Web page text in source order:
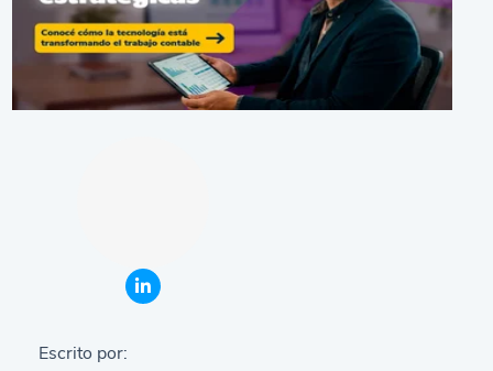
Escrito por: